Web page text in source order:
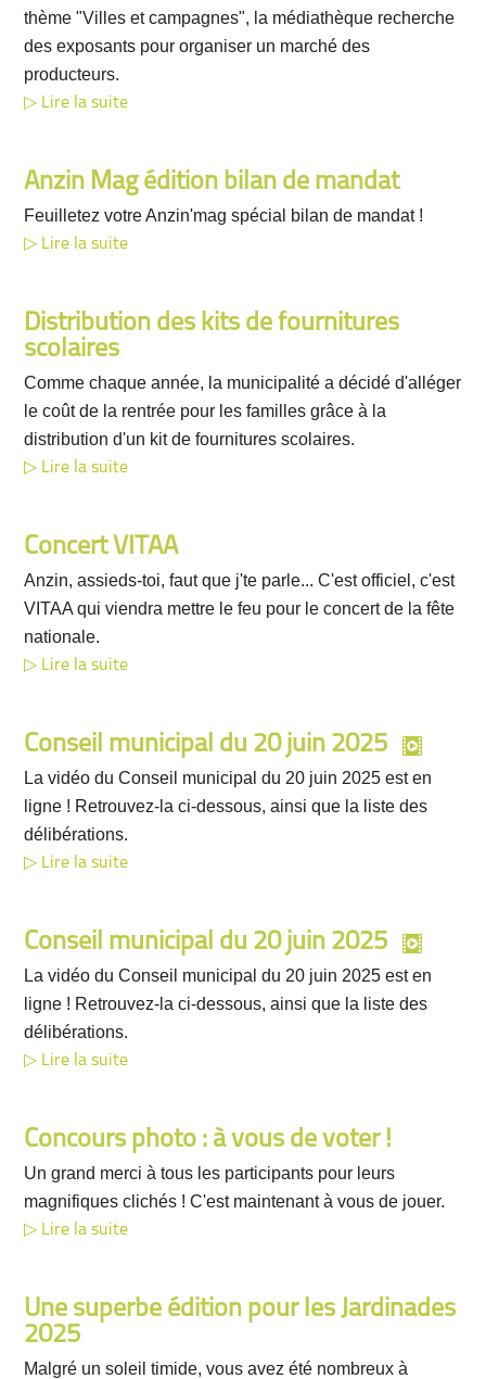
thème "Villes et campagnes", la médiathèque recherche
des exposants pour organiser un marché des
producteurs.
Lire la suite
Anzin Mag édition bilan de mandat
Feuilletez votre Anzin'mag spécial bilan de mandat !
Lire la suite
Distribution des kits de fournitures
scolaires
Comme chaque année, la municipalité a décidé d'alléger
le coût de la rentrée pour les familles grâce à la
distribution d'un kit de fournitures scolaires.
Lire la suite
Concert VITAA
Anzin, assieds-toi, faut que j'te parle... C'est officiel, c'est
VITAA qui viendra mettre le feu pour le concert de la fête
nationale.
Lire la suite
Conseil municipal du 20 juin 2025
La vidéo du Conseil municipal du 20 juin 2025 est en
ligne ! Retrouvez-la ci-dessous, ainsi que la liste des
délibérations.
Lire la suite
Conseil municipal du 20 juin 2025
La vidéo du Conseil municipal du 20 juin 2025 est en
ligne ! Retrouvez-la ci-dessous, ainsi que la liste des
délibérations.
Lire la suite
Concours photo : à vous de voter !
Un grand merci à tous les participants pour leurs
magnifiques clichés ! C'est maintenant à vous de jouer.
Lire la suite
Une superbe édition pour les Jardinades
2025
Malgré un soleil timide, vous avez été nombreux à